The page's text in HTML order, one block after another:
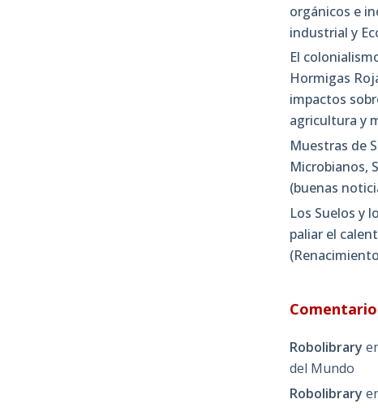
orgánicos e
industrial y
El
Hormigas
impactos
agricultura y
Muestras de
Microbianos,
(buenas
Los Suelos y
paliar el
Robolibrary
del Mundo
Robolibrary